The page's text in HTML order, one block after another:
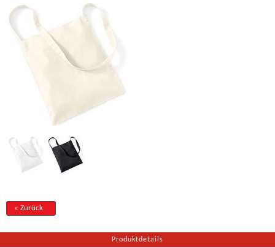
« Zurück
Produktdetails